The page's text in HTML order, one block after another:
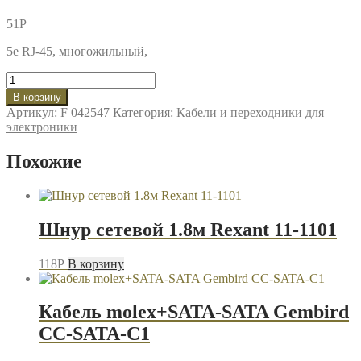
51P
5е RJ-45, многожильный,
Количество
товара
Патч-
корд
UTP
Cablexpert
В корзину
Артикул: F 042547 Категория: Кабели и переходники для
электроники
Похожие
Шнур сетевой 1.8м Rexant 11-1101
118P В корзину
Кабель molex+SATA-SATA Gembird
CC-SATA-C1